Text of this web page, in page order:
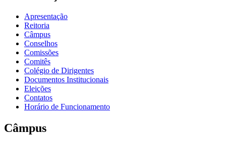
Apresentação
Reitoria
Câmpus
Conselhos
Comissões
Comitês
Colégio de Dirigentes
Documentos Institucionais
Eleições
Contatos
Horário de Funcionamento
Câmpus